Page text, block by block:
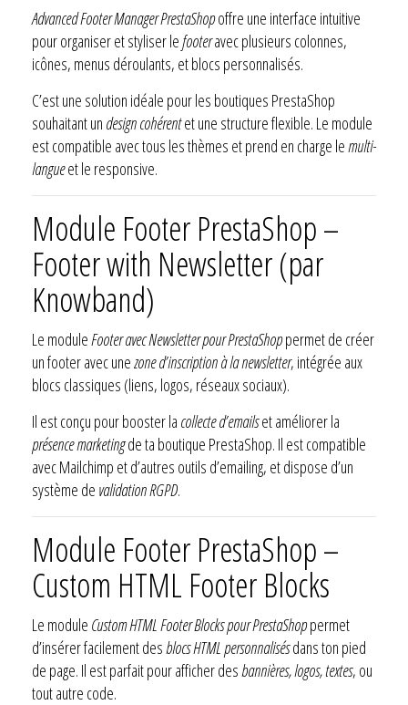
Advanced Footer Manager PrestaShopoffre une interface intuitive
pour organiser et styliser lefooteravec plusieurs colonnes,
icônes, menus déroulants, et blocs personnalisés.
C’est une solution idéale pour les boutiques PrestaShop
souhaitant un design cohérentet une structure flexible. Le module
est compatible avec tous les thèmes et prend en charge le multi-
langueet le responsive.
Module Footer PrestaShop –
Footer with Newsletter (par
Knowband)
Le moduleFooter avec Newsletter pour PrestaShoppermet de créer
un footer avec unezone d’inscription à la newsletter, intégrée aux
blocs classiques (liens, logos, réseaux sociaux).
Il est conçu pour booster la collecte d’emailset améliorer la
présence marketingde ta boutique PrestaShop. Il est compatible
avec Mailchimp et d’autres outils d’emailing, et dispose d’un
système de validation RGPD.
Module Footer PrestaShop –
Custom HTML Footer Blocks
Le module Custom HTML Footer Blocks pour PrestaShoppermet
d’insérer facilement des blocs HTML personnalisésdans ton pied
de page. Il est parfait pour afficher des bannières, logos, textes, ou
tout autre code.